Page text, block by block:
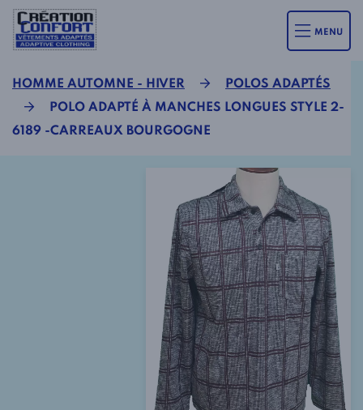
MENU
HOMME AUTOMNE - HIVER
POLOS ADAPTÉS
POLO ADAPTÉ À MANCHES LONGUES STYLE 2-
6189 -CARREAUX BOURGOGNE